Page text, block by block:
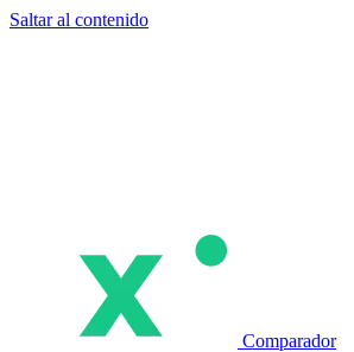
Saltar al contenido
Comparador